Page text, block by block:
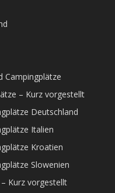
Campingplätze
– Kurz vorgestellt
Deutschland
Italien
Kroatien
Slowenien
Kurz vorgestellt